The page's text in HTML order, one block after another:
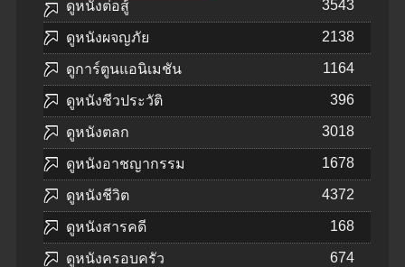
ดูหนังต่อสู้ 3543
ดูหนังผจญภัย 2138
ดูการ์ตูนแอนิเมชัน 1164
ดูหนังชีวประวัติ 396
ดูหนังตลก 3018
ดูหนังอาชญากรรม 1678
ดูหนังชีวิต 4372
ดูหนังสารคดี 168
ดูหนังครอบครัว 674